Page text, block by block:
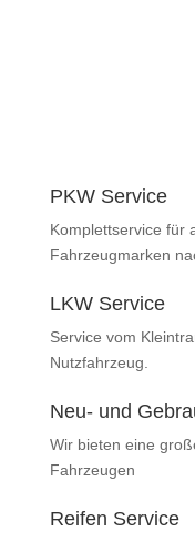
PKW Service
Komplettservice für
Fahrzeugmarken
LKW Service
Service vom
Nutzfahrzeug.
Neu- und
Wir bieten eine
Fahrzeugen
Reifen Service